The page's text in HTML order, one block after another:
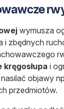
wymusza
i zbędnych
i
objawy
przedmiotów.